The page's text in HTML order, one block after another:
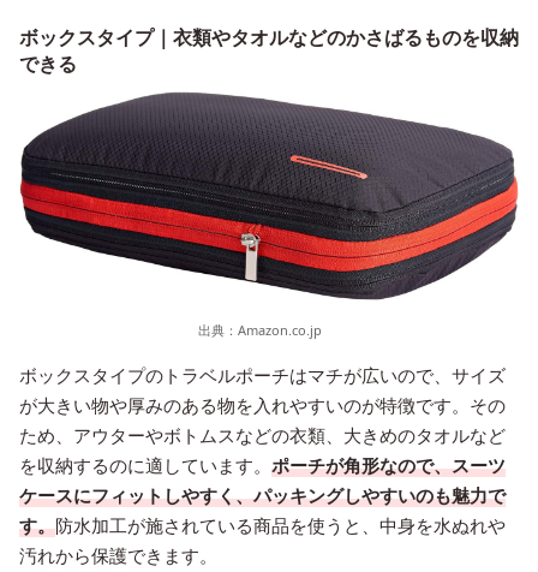
ボックスタイプ｜衣類やタオルなどのかさばるものを収納
できる
出典： Amazon.co.jp
ボックスタイプのトラベルポーチはマチが広いので、サイズ
が大きい物や厚みのある物を入れやすいのが特徴です。その
ため、アウターやボトムスなどの衣類、大きめのタオルなど
を収納するのに適しています。 ポーチが角形なので、スーツ
ケースにフィットしやすく、パッキングしやすいのも魅力で
す。防水加工が施されている商品を使うと、中身を水ぬれや
汚れから保護できます。